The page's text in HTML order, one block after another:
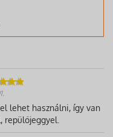
lehet használni, így van
repülőjeggyel.